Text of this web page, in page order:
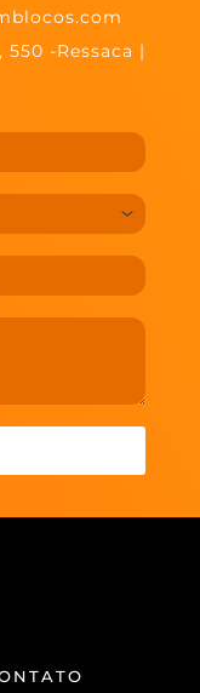
-Ressaca |